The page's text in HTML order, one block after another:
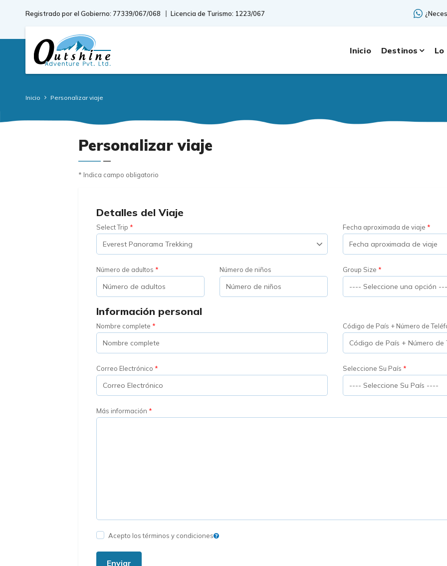
Registrado por el Gobierno: 77339/067/068 Licencia de Turismo: 1223/067
Inicio Destinos Lo
Inicio Personalizar viaje
Personalizar viaje
* Indica campo obligatorio
Detalles del Viaje
Select Trip Fecha aproximada de viaje
Número de adultos Número de niños Group Size
Información personal
Nombre complete Código de País + Número de
Correo Electrónico Seleccione Su País
Más información
Acepto los términos y condiciones
Enviar